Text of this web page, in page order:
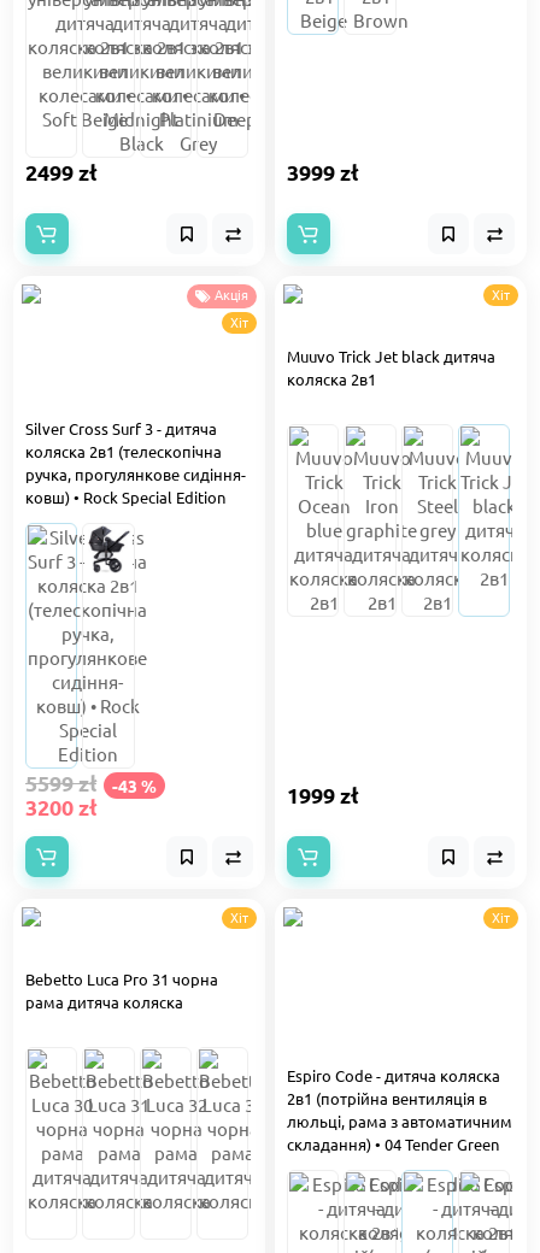
2499 zł 3999 zł
Акція
Хіт
Silver Cross Surf 3 - дитяча
коляска 2в1 (телескопічна
ручка, прогулянкове сидіння-
ковш) • Rock Special Edition
5599 zł -43 %
3200 zł
Хіт
Muuvo Trick Jet black дитяча
коляска 2в1
1999 zł
Хіт
Bebetto Luca Pro 31 чорна
рама дитяча коляска
Хіт
Espiro Code - дитяча коляска
2в1 (потрійна вентиляція в
люльці, рама з автоматичним
складання) • 04 Tender Green